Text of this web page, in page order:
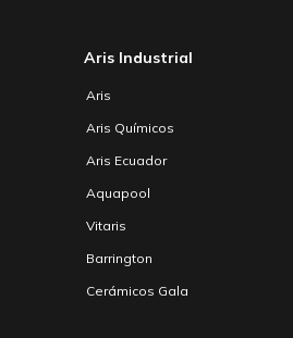
Aris Industrial
Aris
Aris Químicos
Aris Ecuador
Aquapool
Vitaris
Barrington
Cerámicos Gala